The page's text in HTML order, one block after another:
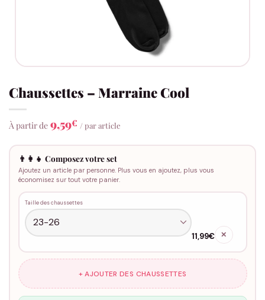
Chaussettes – Marraine Cool
À partir de 9,59€ / par article
👨‍👩‍👧 Composez votre set
Ajoutez un article par personne. Plus vous en ajoutez, plus vous
économisez sur tout votre panier.
Taille des chaussettes
11,99€ ✕
+ AJOUTER DES CHAUSSETTES